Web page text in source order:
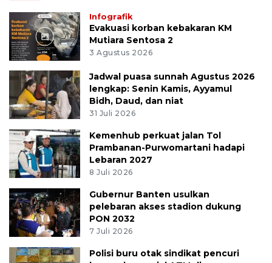
Infografik
Evakuasi korban kebakaran KM
Mutiara Sentosa 2
3 Agustus 2026
Jadwal puasa sunnah Agustus 2026
lengkap: Senin Kamis, Ayyamul
Bidh, Daud, dan niat
31 Juli 2026
Kemenhub perkuat jalan Tol
Prambanan-Purwomartani hadapi
Lebaran 2027
8 Juli 2026
Gubernur Banten usulkan
pelebaran akses stadion dukung
PON 2032
7 Juli 2026
Polisi buru otak sindikat pencuri